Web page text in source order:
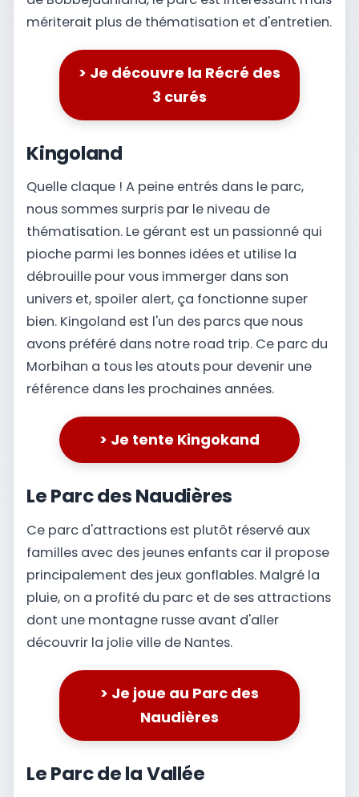
mériterait plus de thématisation et d'entretien.
> Je découvre la Récré des
3 curés
Kingoland
Quelle claque ! A peine entrés dans le parc,
nous sommes surpris par le niveau de
thématisation. Le gérant est un passionné qui
pioche parmi les bonnes idées et utilise la
débrouille pour vous immerger dans son
univers et, spoiler alert, ça fonctionne super
bien. Kingoland est l'un des parcs que nous
avons préféré dans notre road trip. Ce parc du
Morbihan a tous les atouts pour devenir une
référence dans les prochaines années.
> Je tente Kingokand
Le Parc des Naudières
Ce parc d'attractions est plutôt réservé aux
familles avec des jeunes enfants car il propose
principalement des jeux gonflables. Malgré la
pluie, on a profité du parc et de ses attractions
dont une montagne russe avant d'aller
découvrir la jolie ville de Nantes.
> Je joue au Parc des
Naudières
Le Parc de la Vallée